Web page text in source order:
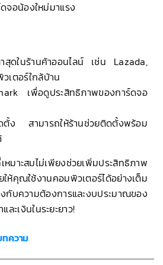
จอน้องใหม่มาแรง
าสุดในร้านค้าออนไลน์ เช่น Lazada,
เตอร์ใกล้บ้าน
เพื่อดูประสิทธิภาพของการ์ดจอ
ดตั้ง สามารถให้ร้านช่วยติดตั้งพร้อม
หมาะสมไม่เพียงช่วยเพิ่มประสิทธิภาพ
คุณใช้งานคอมพิวเตอร์ได้อย่างเต็ม
บความต้องการและงบประมาณของ
ะเงินในระยะยาว!
ความ